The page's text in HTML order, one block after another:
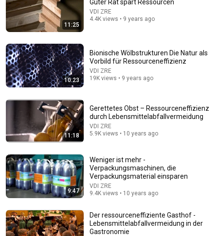
Comment...
Kunststoffrecycling– Ressourceneffizienz durch
optimierte Sortierverfahren
VDI ZRE • 181K views
11:25
Guter Rat spart Ressourcen
VDI ZRE
4.4K views • 9 years ago
10:23
Bionische Wölbstrukturen Die Natur als
Vorbild für Ressourceneffizienz
VDI ZRE
19K views • 9 years ago
11:18
Gerettetes Obst – Ressourceneffizienz
durch Lebensmittelabfallvermeidung
VDI ZRE
5.9K views • 10 years ago
9:47
Weniger ist mehr -
Verpackungsmaschinen, die
Verpackungsmaterial einsparen
VDI ZRE
9.4K views • 10 years ago
Der ressourceneffiziente Gasthof -
Lebensmittelabfallvermeidung in der
Gastronomie